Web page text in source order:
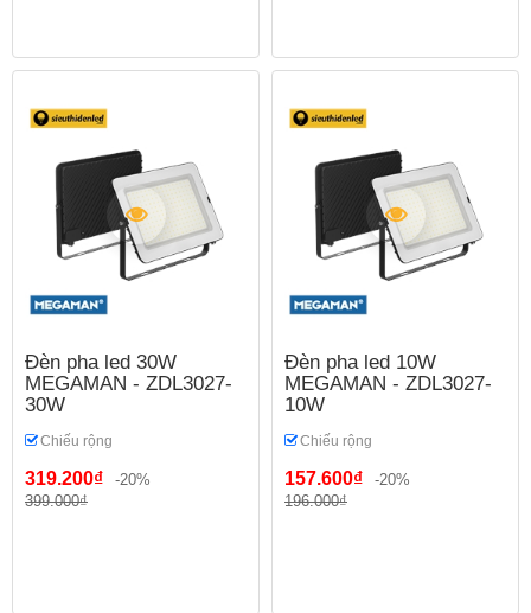
Đèn pha led 30W
MEGAMAN - ZDL3027-
30W
Chiếu rộng
319.200₫
-20%
399.000₫
Đèn pha led 10W
MEGAMAN - ZDL3027-
10W
Chiếu rộng
157.600₫
-20%
196.000₫